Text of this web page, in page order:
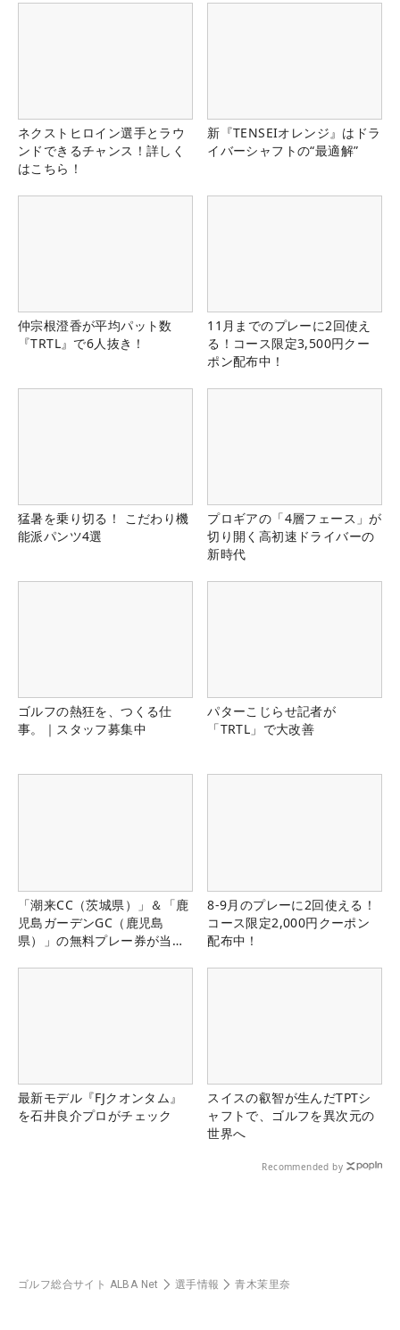
ネクストヒロイン選手とラウ
ンドできるチャンス！詳しく
はこちら！
新『TENSEIオレンジ』はドラ
イバーシャフトの“最適解”
仲宗根澄香が平均パット数
『TRTL』で6人抜き！
11月までのプレーに2回使え
る！コース限定3,500円クー
ポン配布中！
猛暑を乗り切る！ こだわり機
能派パンツ4選
プロギアの「4層フェース」が
切り開く高初速ドライバーの
新時代
ゴルフの熱狂を、つくる仕
事。｜スタッフ募集中
パターこじらせ記者が
「TRTL」で大改善
「潮来CC（茨城県）」＆「鹿
児島ガーデンGC（鹿児島
県）」の無料プレー券が当た
8-9月のプレーに2回使える！
コース限定2,000円クーポン
配布中！
最新モデル『FJクオンタム』
を石井良介プロがチェック
スイスの叡智が生んだTPTシ
ャフトで、ゴルフを異次元の
世界へ
Recommended by
ゴルフ総合サイト ALBA Net 選手情報 青木茉里奈